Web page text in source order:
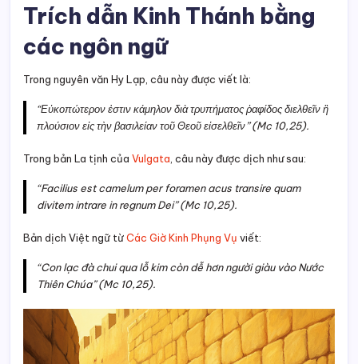
Trích dẫn Kinh Thánh bằng
các ngôn ngữ
Trong nguyên văn Hy Lạp, câu này được viết là:
“Εὐκοπώτερον ἐστιν κάμηλον διὰ τρυπήματος ῥαφίδος διελθεῖν ἢ
πλούσιον εἰς τὴν βασιλείαν τοῦ Θεοῦ εἰσελθεῖν”(Mc 10,25).
Trong bản La tịnh của Vulgata, câu này được dịch như sau:
“Facilius est camelum per foramen acus transire quam
divitem intrare in regnum Dei”(Mc 10,25).
Bản dịch Việt ngữ từCác Giờ Kinh Phụng Vụ viết:
“Con lạc đà chui qua lỗ kim còn dễ hơn người giàu vào Nước
Thiên Chúa” (Mc 10,25).